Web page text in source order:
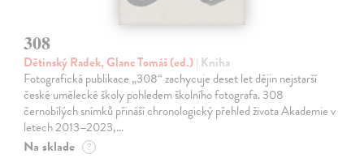
308
Dětinský Radek, Glanc Tomáš (ed.)| Kniha
Fotografická publikace „308“ zachycuje deset let dějin nejstarší
české umělecké školy pohledem školního fotografa. 308
černobílých snímků přináší chronologický přehled života Akademie v
letech 2013–2023,…
Na sklade ?